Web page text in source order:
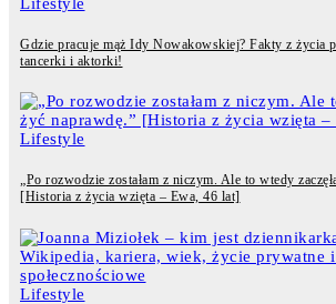
Gdzie pracuje mąż Idy Nowakowskiej? Fakty z życia
tancerki i aktorki!
Lifestyle
„Po rozwodzie zostałam z niczym. Ale to wtedy
[Historia z życia wzięta – Ewa, 46 lat]
Lifestyle